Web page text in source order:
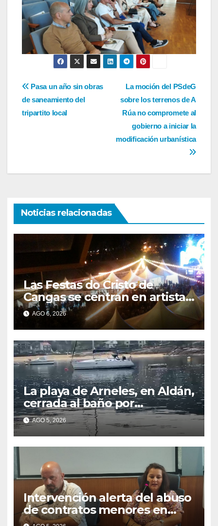
Navegación
de
La moción del PSdeG
sobre los terrenos de A
Rúa no compromete al
gobierno a iniciar la
modificación urbanística
Pasa un año sin obras
de saneamiento del
tripartito local
Noticias relacionadas
Las Festas do Cristo de
Cangas se centran en artistas
gallegos
AGO 6, 2026
La playa de Arneles, en Aldán,
cerrada al baño por
contaminación del agua tras
detectarse restos fecales
AGO 5, 2026
Intervención alerta del abuso
de contratos menores en
2025